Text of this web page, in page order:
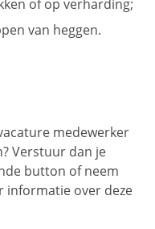
of op verharding;
van heggen.
medewerker
Verstuur dan je
button of neem
informatie over deze